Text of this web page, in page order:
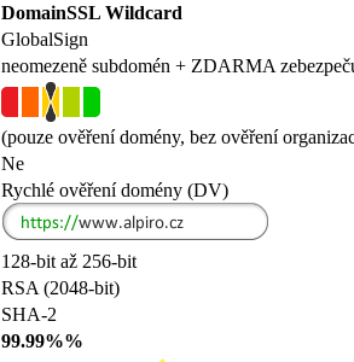
DomainSSL Wildcard
GlobalSign
neomezeně subdomén + ZDARMA
(pouze ověření domény, bez ověření
Ne
Rychlé ověření domény (DV)
128-bit až 256-bit
RSA (2048-bit)
SHA-2
99.99%%